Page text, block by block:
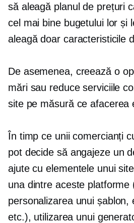
să aleagă planul de prețuri
cel mai bine bugetului lor și
aleagă doar caracteristicile
De asemenea, creează o
mări sau reduce serviciile
site pe măsură ce afacerea
În timp ce unii comercianți
pot decide să angajeze un
ajute cu elementele unui
una dintre aceste platforme
personalizarea unui șablon,
etc.), utilizarea unui